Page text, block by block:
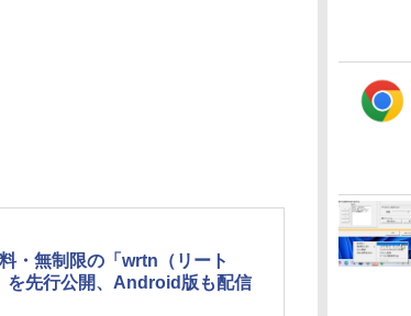
・無制限の「wrtn（リート
を先行公開、Android版も配信